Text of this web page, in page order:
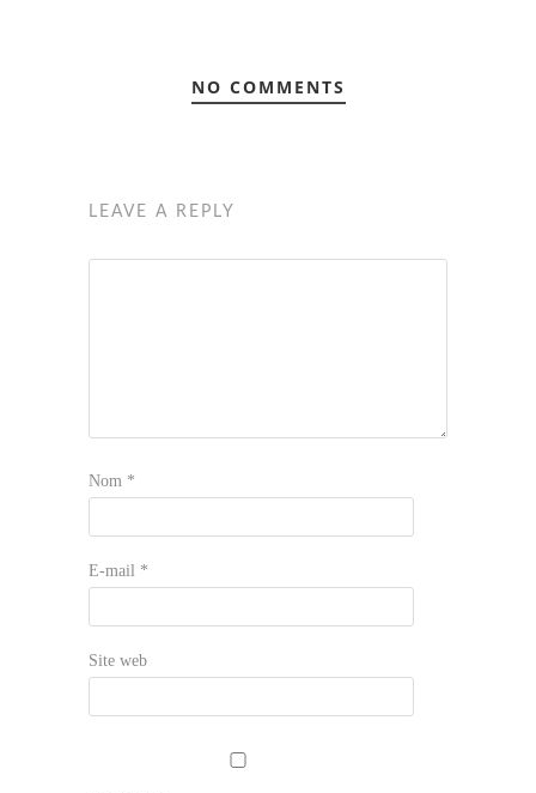
NO COMMENTS
LEAVE A REPLY
Nom *
E-mail *
Site web